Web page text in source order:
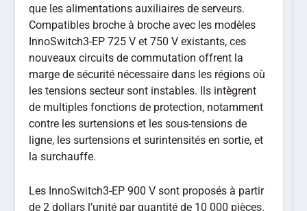
que les alimentations auxiliaires de serveurs.
Compatibles broche à broche avec les modèles
InnoSwitch3-EP 725 V et 750 V existants, ces
nouveaux circuits de commutation offrent la
marge de sécurité nécessaire dans les régions où
les tensions secteur sont instables. Ils intègrent
de multiples fonctions de protection, notamment
contre les surtensions et les sous-tensions de
ligne, les surtensions et surintensités en sortie, et
la surchauffe.
Les InnoSwitch3-EP 900 V sont proposés à partir
de 2 dollars l’unité par quantité de 10 000 pièces.